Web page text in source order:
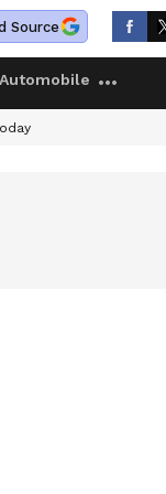
Source
Automobile